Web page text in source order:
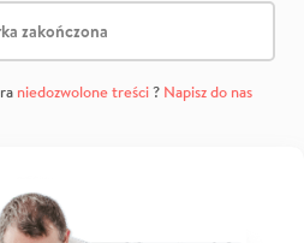
zakończona
niedozwolone treści? Napisz do nas